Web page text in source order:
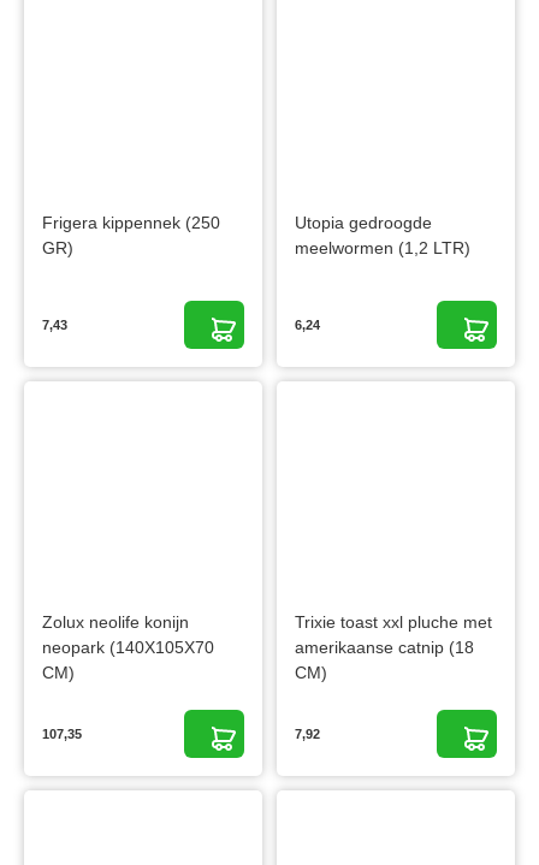
Frigera kippennek (250
GR)
7,43
Utopia gedroogde
meelwormen (1,2 LTR)
6,24
Zolux neolife konijn
neopark (140X105X70
CM)
107,35
Trixie toast xxl pluche met
amerikaanse catnip (18
CM)
7,92